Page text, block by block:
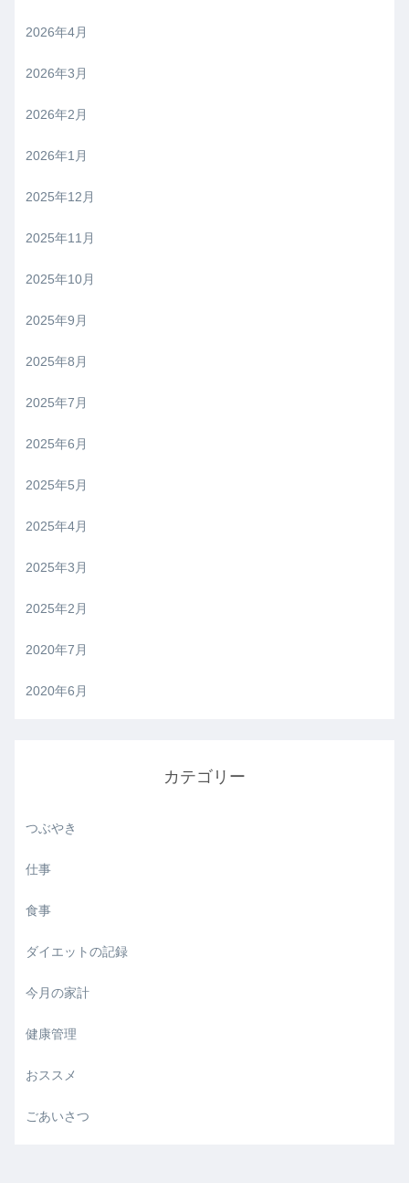
2026年4月
2026年3月
2026年2月
2026年1月
2025年12月
2025年11月
2025年10月
2025年9月
2025年8月
2025年7月
2025年6月
2025年5月
2025年4月
2025年3月
2025年2月
2020年7月
2020年6月
カテゴリー
つぶやき
仕事
食事
ダイエットの記録
今月の家計
健康管理
おススメ
ごあいさつ